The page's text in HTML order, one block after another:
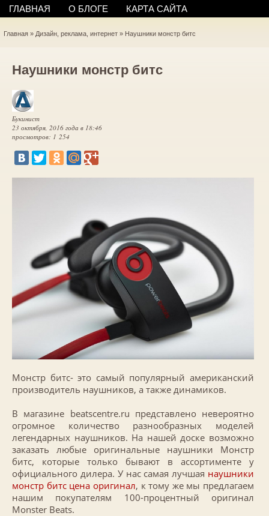
ГЛАВНАЯ О БЛОГЕ КАРТА САЙТА
Главная » Дизайн, реклама, интернет » Наушники монстр битс
Наушники монстр битс
Букинист
23 октября, 2016 года в 18:46
просмотров: 1 254
Монстр битс- это самый популярный американский
производитель наушников, а также динамиков.
В магазине beatscentre.ru представлено невероятно
огромное количество разнообразных моделей
легендарных наушников. На нашей доске возможно
заказать любые оригинальные наушники Монстр
битс, которые только бывают в ассортименте у
официального дилера. У нас самая лучшая наушники
монстр битс цена оригинал, к тому же мы предлагаем
нашим покупателям 100-процентный оригинал
Monster Beats.